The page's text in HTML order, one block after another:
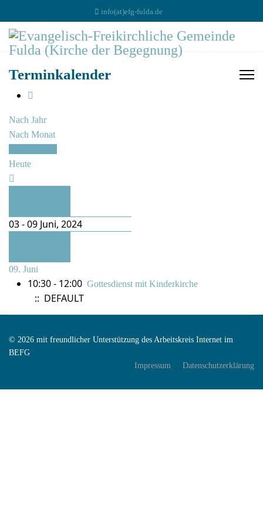
info(at)efg-fulda.de
Terminkalender
Nach Jahr
Nach Monat
Heute
03 - 09 Juni, 2024
09. Juni
10:30 - 12:00 Gottesdienst mit Kinderkirche
:: DEFAULT
© 2026 mit freundlicher Unterstützung des Arbeitskreis Internet im
BEFG
Impressum
Datenschutzerklärung